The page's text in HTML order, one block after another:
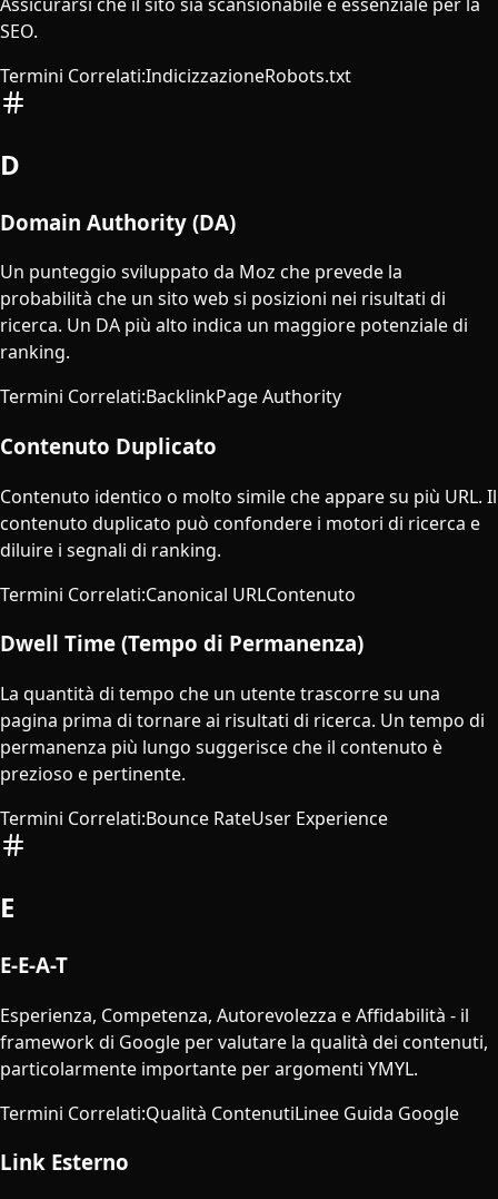
SEO.
Termini Correlati:IndicizzazioneRobots.txt
D
Domain Authority (DA)
Un punteggio sviluppato da Moz che prevede la
probabilità che un sito web si posizioni nei risultati di
ricerca. Un DA più alto indica un maggiore potenziale di
ranking.
Termini Correlati:BacklinkPage Authority
Contenuto Duplicato
Contenuto identico o molto simile che appare su più URL. Il
contenuto duplicato può confondere i motori di ricerca e
diluire i segnali di ranking.
Termini Correlati:Canonical URLContenuto
Dwell Time (Tempo di Permanenza)
La quantità di tempo che un utente trascorre su una
pagina prima di tornare ai risultati di ricerca. Un tempo di
permanenza più lungo suggerisce che il contenuto è
prezioso e pertinente.
Termini Correlati:Bounce RateUser Experience
E
E-E-A-T
Esperienza, Competenza, Autorevolezza e Affidabilità - il
framework di Google per valutare la qualità dei contenuti,
particolarmente importante per argomenti YMYL.
Termini Correlati:Qualità ContenutiLinee Guida Google
Link Esterno